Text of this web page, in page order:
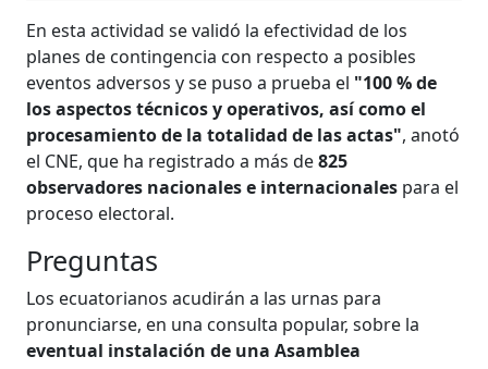
En esta actividad se validó la efectividad de los
planes de contingencia con respecto a posibles
eventos adversos y se puso a prueba el "100 % de
los aspectos técnicos y operativos, así como el
procesamiento de la totalidad de las actas", anotó
el CNE, que ha registrado a más de825
observadores nacionales e internacionales para el
proceso electoral.
Preguntas
Los ecuatorianos acudirán a las urnas para
pronunciarse, en una consulta popular, sobre la
eventual instalación de una Asamblea